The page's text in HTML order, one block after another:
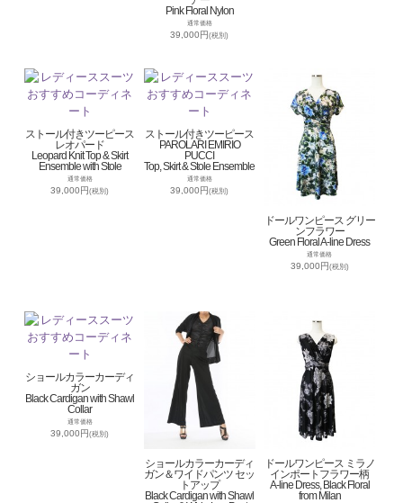
Pink Floral Nylon
通常価格
39,000円(税別)
ストール付きツーピース
レオパード
Leopard Knit Top & Skirt
Ensemble with Stole
通常価格
39,000円(税別)
ストール付きツーピース
PAROLARI EMIRIO
PUCCI
Top, Skirt & Stole Ensemble
通常価格
39,000円(税別)
ドールワンピース グリー
ンフラワー
Green Floral A-line Dress
通常価格
39,000円(税別)
ショールカラーカーディ
ガン
Black Cardigan with Shawl
Collar
通常価格
39,000円(税別)
ショールカラーカーディ
ガン＆ワイドパンツ セッ
トアップ
Black Cardigan with Shawl
ドールワンピース ミラノ
インポートフラワー柄
A-line Dress, Black Floral
from Milan